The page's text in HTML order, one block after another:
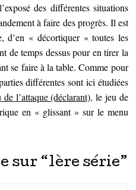
des différentes situations
à faire des progrès. Il est
d’en « décortiquer » toutes les
de temps dessus pour en tirer la
se faire à la table. Comme pour
différentes sont ici étudiées
de l’attaque (déclarant), le jeu de
en « glissant » sur le menu
sur “1ère série”